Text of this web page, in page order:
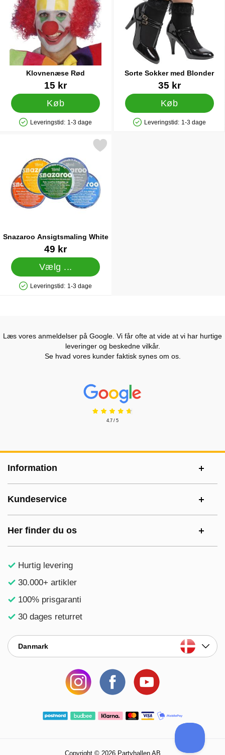
Klovnenæse Rød
Varenr 1001915 kr
Køb
Produkttilgængelighed: På lager
Leveringstid: 1-3 dage
Sorte Sokker med Blonder
Varenr 8849535 kr
Køb
Produkttilgængelighed: På lager
Leveringstid: 1-3 dage
Snazaroo Ansigtsmaling White
49 kr
Vælg ...
Produkttilgængelighed: På lager
Leveringstid: 1-3 dage
Markér snazaroo Ansigtsmaling White som favorit
Læs vores anmeldelser på Google. Vi får ofte at vide at vi har hurtige
leveringer og beskedne vilkår.
Se hvad vores kunder faktisk synes om os.
Prisjakt Anmeldelser: 4.7 Stjerne
4.7 / 5
Information
Kundeservice
Her finder du os
Hurtig levering
30.000+ artikler
100% prisgaranti
30 dages returret
Danmark
Copyright © 2026 Partyhallen AB